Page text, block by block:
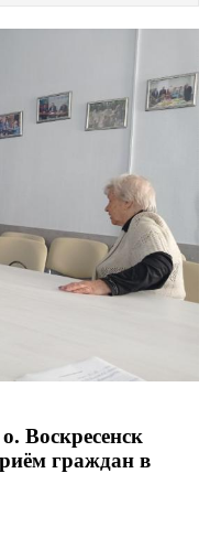
Воскресенск
граждан в